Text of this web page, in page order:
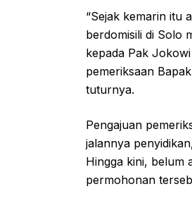
“Sejak kemarin itu
berdomisili di Solo
kepada Pak
pemeriksaan
tuturnya.
Pengajuan
jalannya
Hingga kini, belum
permohonan